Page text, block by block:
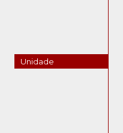
Unidade